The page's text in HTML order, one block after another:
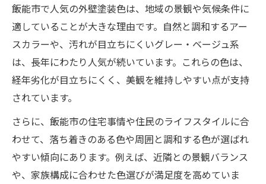
飯能市で人気の外壁塗装色は、地域の景観や気候条件に
適していることが大きな理由です。自然と調和するアー
スカラーや、汚れが目立ちにくいグレー・ベージュ系
は、長年にわたり人気が続いています。これらの色は、
経年劣化が目立ちにくく、美観を維持しやすい点が支持
されています。
さらに、飯能市の住宅事情や住民のライフスタイルに合
わせて、落ち着きのある色や周囲と調和する色が選ばれ
やすい傾向にあります。例えば、近隣との景観バランス
や、家族構成に合わせた色選びが満足度を高めていま